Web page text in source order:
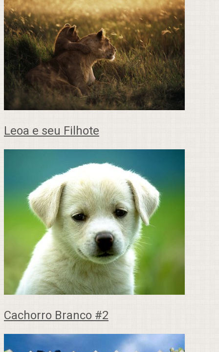
Leoa e seu Filhote
Cachorro Branco #2